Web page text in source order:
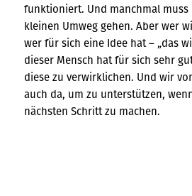
funktioniert. Und manchmal muss
kleinen Umweg gehen. Aber wer
wer für sich eine Idee hat – „das
dieser Mensch hat für sich sehr
diese zu verwirklichen. Und wir
auch da, um zu unterstützen,
nächsten Schritt zu machen.